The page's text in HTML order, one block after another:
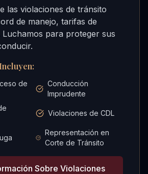
las violaciones de tránsito
de manejo, tarifas de
Luchamos para proteger sus
de
Conducción
Imprudente
Violaciones de CDL
Representación en
Corte de Tránsito
Sobre Violaciones